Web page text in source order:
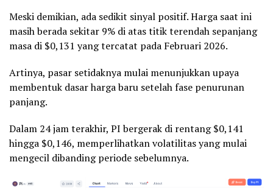
Meski demikian, ada sedikit sinyal positif. Harga saat ini
masih berada sekitar 9% di atas titik terendah sepanjang
masa di $0,131 yang tercatat pada Februari 2026.
Artinya, pasar setidaknya mulai menunjukkan upaya
membentuk dasar harga baru setelah fase penurunan
panjang.
Dalam 24 jam terakhir, PI bergerak di rentang $0,141
hingga $0,146, memperlihatkan volatilitas yang mulai
mengecil dibanding periode sebelumnya.